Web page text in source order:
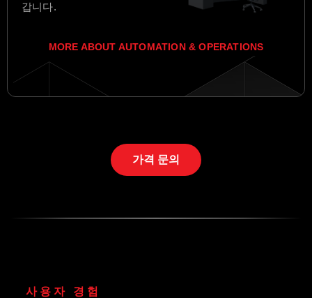
갑니다.
MORE ABOUT AUTOMATION & OPERATIONS
가격 문의
사용자 경험